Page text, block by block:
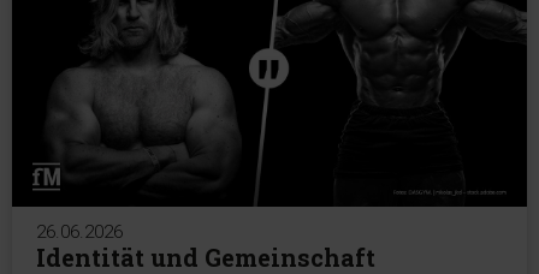
26.06.2026
Identität und Gemeinschaft